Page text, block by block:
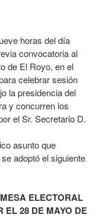
horas del día
convocatoria al
de El Royo, en el
celebrar sesión
la presidencia del
y concurren los
el Sr. Secretario D.
asunto que
adoptó el siguiente
ELECTORAL
EL 28 DE MAYO DE